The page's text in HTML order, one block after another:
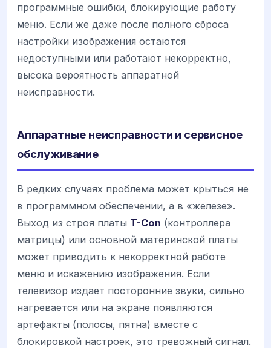
программные ошибки, блокирующие работу
меню. Если же даже после полного сброса
настройки изображения остаются
недоступными или работают некорректно,
высока вероятность аппаратной
неисправности.
Аппаратные неисправности и сервисное
обслуживание
В редких случаях проблема может крыться не
в программном обеспечении, а в «железе».
Выход из строя платы T-Con (контроллера
матрицы) или основной материнской платы
может приводить к некорректной работе
меню и искажению изображения. Если
телевизор издает посторонние звуки, сильно
нагревается или на экране появляются
артефакты (полосы, пятна) вместе с
блокировкой настроек, это тревожный сигнал.